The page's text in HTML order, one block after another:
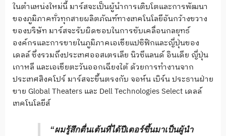
ในตำแหน่งใหม่นี้ มาร์สจะเป็นผู้นำการเติบโตและการพัฒนา
ของภูมิภาคทั่วทุกสายผลิตภัณฑ์ทางเทคโนโลยีอันกว้างขวาง
ของบริษัท มาร์สจะรับผิดชอบในการขับเคลื่อนกลยุทธ์
องค์กรและการขายในภูมิภาคเอเชียแปซิฟิกและญี่ปุ่นของ
เดลล์ ซึ่งรวมถึงประเทศออสเตรเลีย นิวซีแลนด์ อินเดีย ญี่ปุ่น
เกาหลี และเอเชียตะวันออกเฉียงใต้ ด้วยการทำงานจาก
ประเทศสิงคโปร์ มาร์สจะขึ้นตรงกับ จอห์น เบิร์น ประธานฝ่าย
ขาย Global Theaters และ Dell Technologies Select เดลล์
เทคโนโลยีส์
“ผมรู้สึกตื่นเต้นที่ได้ปีเตอร์ขึ้นมาเป็นผู้นำ